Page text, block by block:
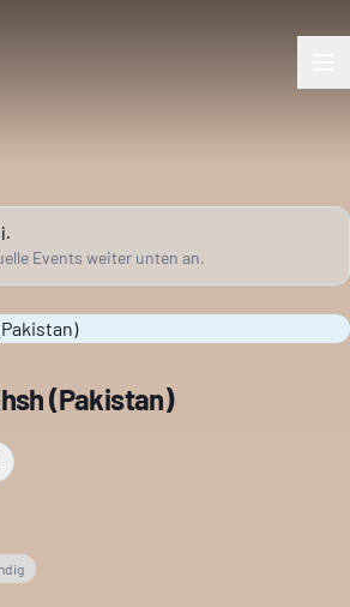
Events weiter unten an.
(Pakistan)